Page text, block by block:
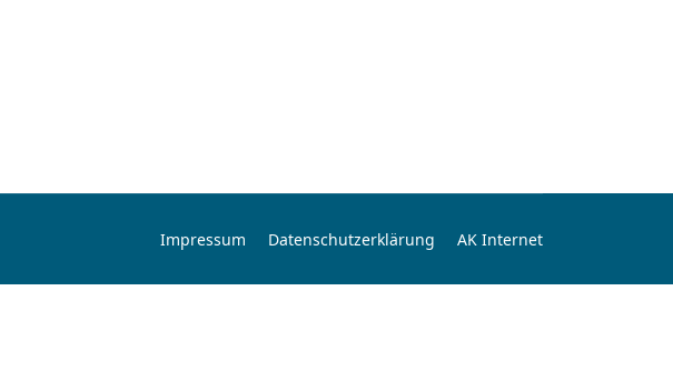
Impressum Datenschutzerklärung AK Internet